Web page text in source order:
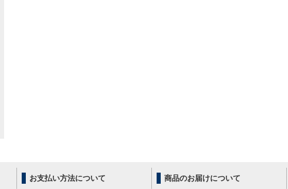
お支払い方法について 商品のお届けについて